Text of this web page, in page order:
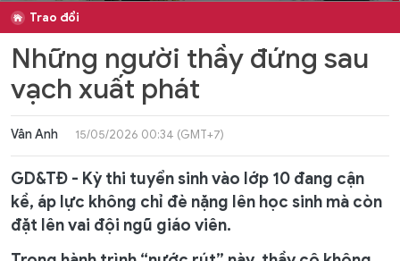
Trao đổi
Những người thầy đứng sau
vạch xuất phát
Vân Anh 15/05/2026 00:34 (GMT+7)
GD&TĐ - Kỳ thi tuyển sinh vào lớp 10 đang cận
kề, áp lực không chỉ đè nặng lên học sinh mà còn
đặt lên vai đội ngũ giáo viên.